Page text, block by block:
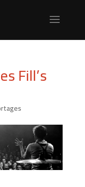
Fill’s